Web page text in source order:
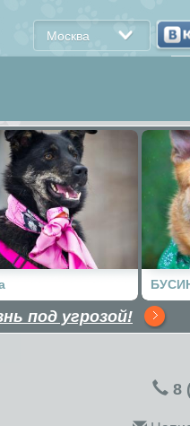
Москва
под угрозой!
8